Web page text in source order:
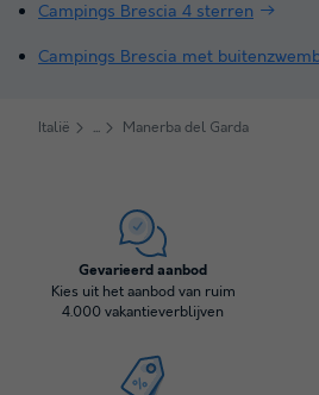
Campings Brescia 4 sterren
Campings Brescia met
Italië Manerba del Garda
Gevarieerd aanbod
Kies uit het aanbod van ruim
4.000 vakantieverblijven